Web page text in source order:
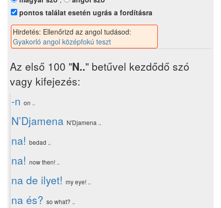
pontos találat esetén ugrás a fordításra
Hirdetés: Ellenőrizd az angol tudásod:
Gyakorló angol középfokú teszt
Az első 100 "N.." betűvel kezdődő szó
vagy kifejezés:
-n on ..
N’Djamena N'Djamena ..
na! bedad ..
na! now then! ..
na de ilyet! my eye! ..
na és? so what? ..